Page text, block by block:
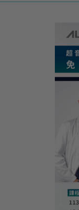
產品